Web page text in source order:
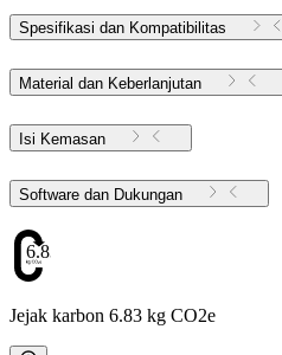
Spesifikasi dan Kompatibilitas
Material dan Keberlanjutan
Isi Kemasan
Software dan Dukungan
6.83
Jejak karbon 6.83 kg CO2e